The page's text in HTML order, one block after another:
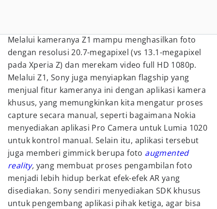
Melalui kameranya Z1 mampu menghasilkan foto
dengan resolusi 20.7-megapixel (vs 13.1-megapixel
pada Xperia Z) dan merekam video full HD 1080p.
Melalui Z1, Sony juga menyiapkan flagship yang
menjual fitur kameranya ini dengan aplikasi kamera
khusus, yang memungkinkan kita mengatur proses
capture secara manual, seperti bagaimana Nokia
menyediakan aplikasi Pro Camera untuk Lumia 1020
untuk kontrol manual. Selain itu, aplikasi tersebut
juga memberi gimmick berupa foto augmented
reality, yang membuat proses pengambilan foto
menjadi lebih hidup berkat efek-efek AR yang
disediakan. Sony sendiri menyediakan SDK khusus
untuk pengembang aplikasi pihak ketiga, agar bisa